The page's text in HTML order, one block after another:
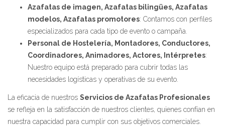
Azafatas de imagen, Azafatas bilingües, Azafatas
modelos, Azafatas promotores: Contamos con perfiles
especializados para cada tipo de evento o campaña.
Personal de Hostelería, Montadores, Conductores,
Coordinadores, Animadores, Actores, Intérpretes:
Nuestro equipo está preparado para cubrir todas las
necesidades logísticas y operativas de su evento.
La eficacia de nuestros Servicios de Azafatas Profesionales
se refleja en la satisfacción de nuestros clientes, quienes confían en
nuestra capacidad para cumplir con sus objetivos comerciales.